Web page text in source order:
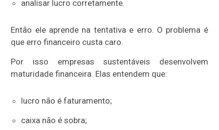
analisar lucro corretamente.
Então ele aprende na tentativa e erro. O problema é
que erro financeiro custa caro.
Por isso empresas sustentáveis desenvolvem
maturidade financeira. Elas entendem que:
lucro não é faturamento;
caixa não é sobra;